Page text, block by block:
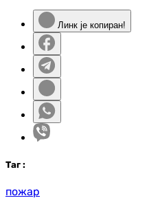
Линк је копиран!
Таг :
пожар